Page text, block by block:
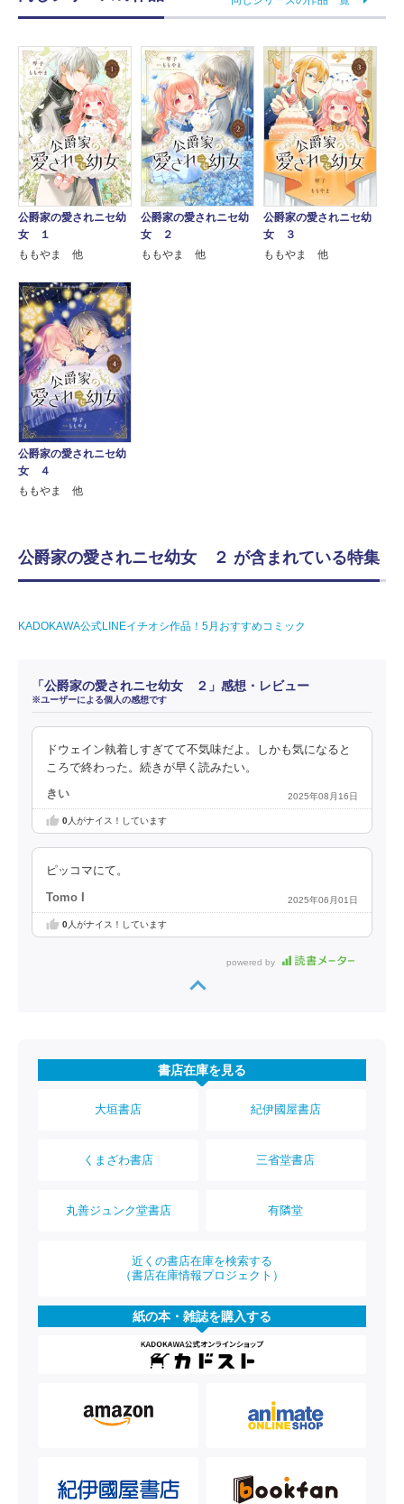
公爵家の愛されニセ幼
女 １
ももやま 他
公爵家の愛されニセ幼
女 ２
ももやま 他
公爵家の愛されニセ幼
女 ３
ももやま 他
公爵家の愛されニセ幼
女 ４
ももやま 他
公爵家の愛されニセ幼女 ２ が含まれている特集
KADOKAWA公式LINEイチオシ作品！5月おすすめコミック
「公爵家の愛されニセ幼女 ２」感想・レビュー
※ユーザーによる個人の感想です
ドウェイン執着しすぎてて不気味だよ。しかも気になると
ころで終わった。続きが早く読みたい。
きい 2025年08月16日
0人がナイス！しています
ピッコマにて。
Tomo I 2025年06月01日
0人がナイス！しています
powered by
書店在庫を見る
大垣書店 紀伊國屋書店
くまざわ書店 三省堂書店
丸善ジュンク堂書店 有隣堂
近くの書店在庫を検索する
（書店在庫情報プロジェクト）
紙の本・雑誌を購入する